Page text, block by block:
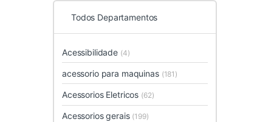
Todos Departamentos
Acessibilidade (4)
acessorio para maquinas (181)
Acessorios Eletricos (62)
Acessorios gerais (199)